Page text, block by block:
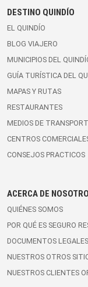
DESTINO QUINDÍO
EL QUINDÍO
BLOG VIAJERO
MUNICIPIOS DEL
GUÍA TURÍSTICA DEL
MAPAS Y RUTAS
RESTAURANTES
MEDIOS DE
CENTROS
CONSEJOS PRACTICOS
ACERCA DE
QUIÉNES SOMOS
POR QUÉ ES SEGURO
DOCUMENTOS LEGALES
NUESTROS OTROS
NUESTROS CLIENTES